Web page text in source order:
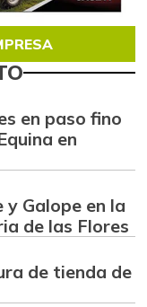
en paso fino
en
Galope en la
de las Flores
de tienda de